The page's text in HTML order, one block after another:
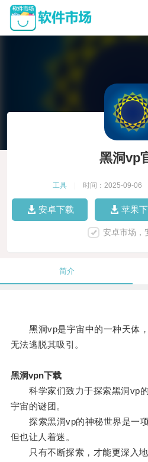
黑洞vp
工具 时间：2025-09-06
安卓下载 苹果
安卓市场，
简介
黑洞vp是宇宙中的一种天体，
无法逃脱其吸引。
黑洞vpn下载
科学家们致力于探索黑洞vp的
宇宙的谜团。
探索黑洞vp的神秘世界是一项
但也让人着迷。
只有不断探索，才能更深入地